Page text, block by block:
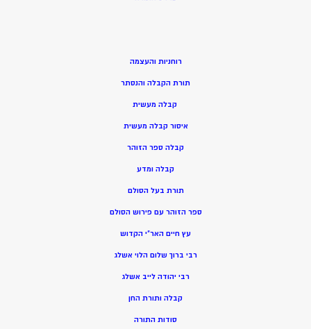
רוחניות והעצמה
תורת הקבלה והנסתר
קבלה מעשית
איסור קבלה מעשית
קבלה ספר הזוהר
קבלה ומדע
תורת בעל הסולם
ספר הזוהר עם פירוש הסולם
עץ חיים האר”י הקדוש
רבי ברוך שלום הלוי אשלג
רבי יהודה לייב אשלג
קבלה ותורת החן
סודות התורה